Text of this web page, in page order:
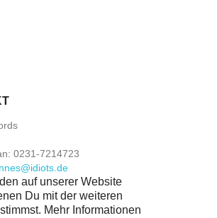
0231-7214723
auf unserer Website
Du mit der weiteren
Mehr Informationen